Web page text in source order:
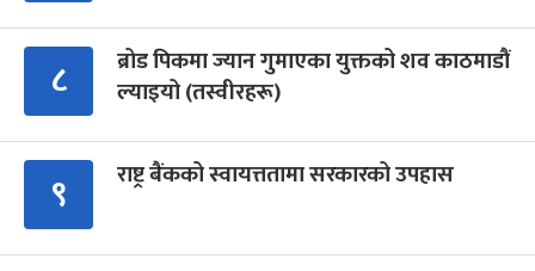
८
ब्रोड पिकमा ज्यान गुमाएका युक्तको शव काठमाडौं
ल्याइयो (तस्वीरहरू)
९ राष्ट्र बैंकको स्वायत्ततामा सरकारको उपहास